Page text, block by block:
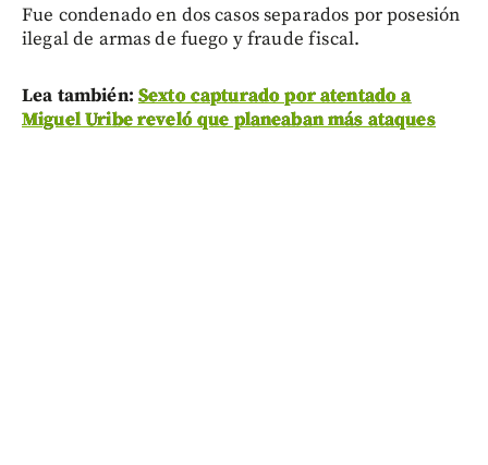
Fue condenado en dos casos separados por posesión
ilegal de armas de fuego y fraude fiscal.
Lea también: Sexto capturado por atentado a
Miguel Uribe reveló que planeaban más ataques